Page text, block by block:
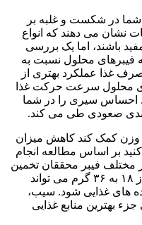
شما در شکست و غلبه بر
نشان می دهند که انواع
باشند، اما یک بررسی
فیبرهای محلول نسبت به
غذا عملکرد بهتری از
محلول سرعت حرکت غذا
احساس سیری را در شما
صعودی طی می کند.
وزن کمک کند کاهش میزان
بر اساس مطالعه انجام
مختلف فیبر محققان تخمین
زدند که افزایش فیبر دریافتی روزانه از ۱۸ به ۳۶ گرم می تواند
از وعده های غذایی شود. سیب،
بهترین منابع غذایی